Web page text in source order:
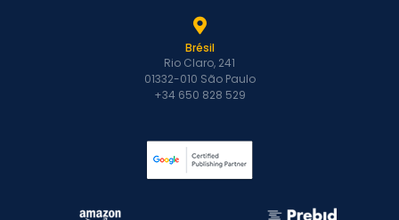
Brésil
Rio Claro, 241
01332-010 São Paulo
+34 650 828 529